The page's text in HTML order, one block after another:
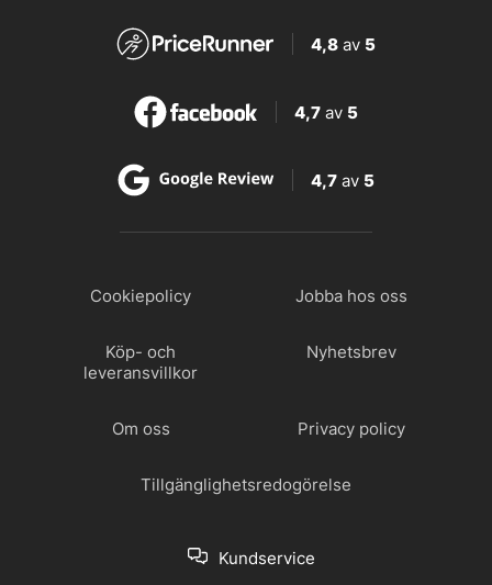
4,8 av 5
4,7 av 5
4,7 av 5
Cookiepolicy Jobba hos oss
Köp- och
leveransvillkor
Nyhetsbrev
Om oss Privacy policy
Tillgänglighetsredogörelse
Kundservice